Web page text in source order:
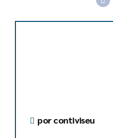
por contiviseu